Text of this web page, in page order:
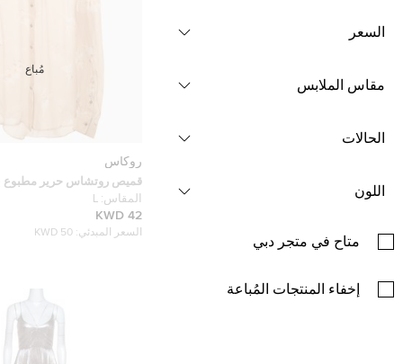
السعر
مقاس الملابس
الحالات
اللون
متاح في متجر دبي
إخفاء المنتجات المُباعة
روكاس
قميص روتشاس حرير مطبوع
شفاف كبير
المقاس: L
42 KWD
السعر المبدئي: 50 KWD
مُباع